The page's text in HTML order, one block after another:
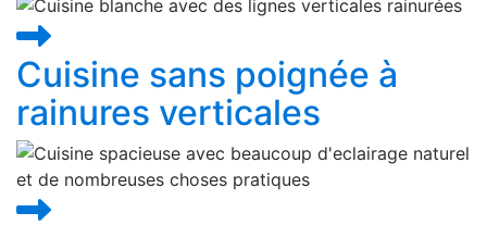
Cuisine sans poignée à
rainures verticales